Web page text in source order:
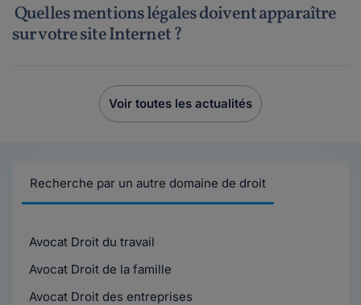
Quelles mentions légales doivent apparaître
sur votre site Internet ?
Voir toutes les actualités
Recherche par un autre domaine de droit
Avocat Droit du travail
Avocat Droit de la famille
Avocat Droit des entreprises